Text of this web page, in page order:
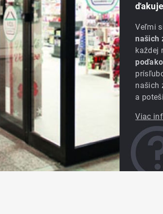
Veľmi
našich
každej
našich
a
Viac